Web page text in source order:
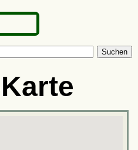
Suchen